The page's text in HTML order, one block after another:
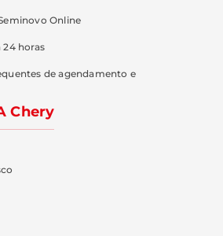
Online
24 horas
de agendamento e
Chery